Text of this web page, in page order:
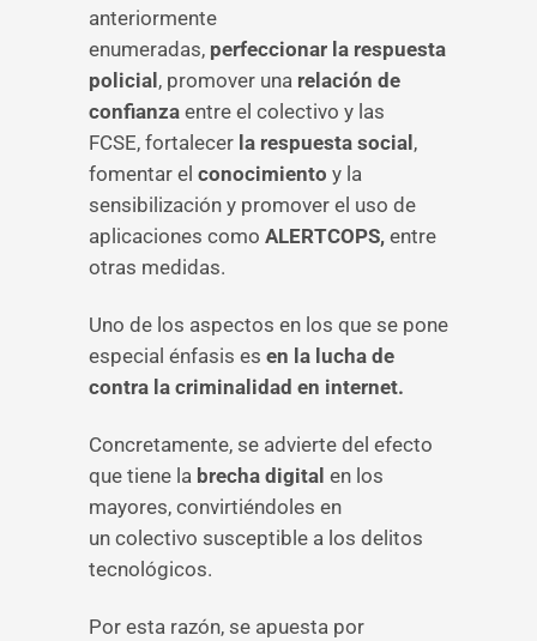
anteriormente
enumeradas, perfeccionar la respuesta
policial , promover una relación de
confianza entre el colectivo y las
FCSE, fortalecer la respuesta social ,
fomentar el conocimiento y la
sensibilización y promover el uso de
aplicaciones como ALERTCOPS, entre
otras medidas.
Uno de los aspectos en los que se pone
especial énfasis es en la lucha de
contra la criminalidad en internet.
Concretamente, se advierte del efecto
que tiene la brecha digital en los
mayores, convirtiéndoles en
un colectivo susceptible a los delitos
tecnológicos.
Por esta razón, se apuesta por